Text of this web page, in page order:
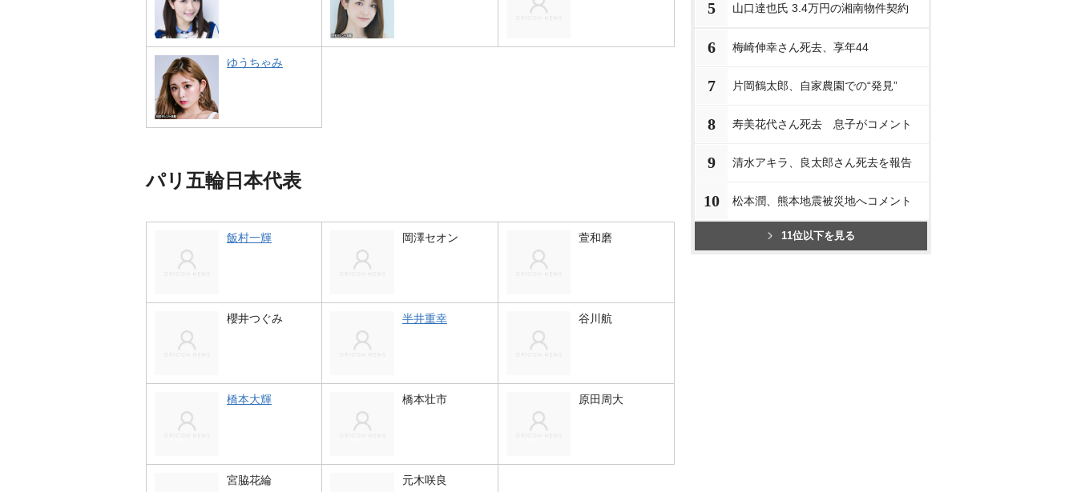
ゆうちゃみ
パリ五輪日本代表
飯村一輝 岡澤セオン 萱和磨
櫻井つぐみ 半井重幸 谷川航
橋本大輝 橋本壮市 原田周大
宮脇花綸 元木咲良
5 山口達也氏 3.4万円の湘南物件契約
6 梅崎伸幸さん死去、享年44
7 片岡鶴太郎、自家農園での“発見”
8 寿美花代さん死去 息子がコメント
9 清水アキラ、良太郎さん死去を報告
10 松本潤、熊本地震被災地へコメント
11位以下を見る